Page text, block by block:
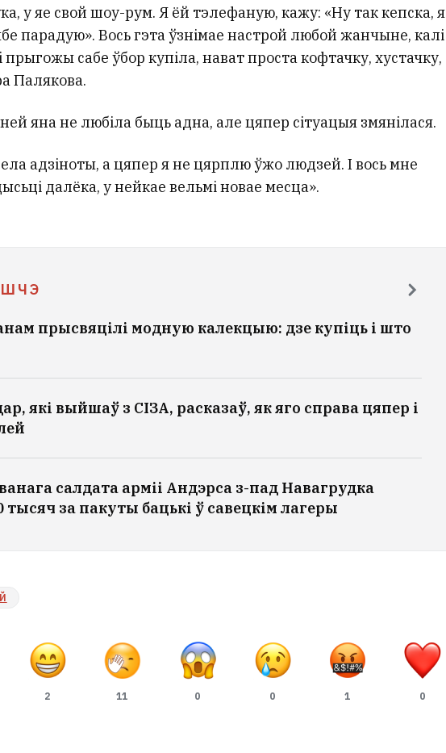
у яе свой шоу-рум. Я ёй тэлефаную, кажу: «Ну так кепска, я
парадую». Вось гэта ўзнімае настрой любой жанчыне, калі
сабе ўбор купіла, нават проста кофтачку, хустачку,
Палякова.
яна не любіла быць адна, але цяпер сітуацыя змянілася.
адзіноты, а цяпер я не цярплю ўжо людзей. І вось мне
далёка, у нейкае вельмі новае месца».
прысвяцілі модную калекцыю: дзе купіць і што
які выйшаў з СІЗА, расказаў, як яго справа цяпер і
салдата арміі Андэрса з-пад Навагрудка
тысяч за пакуты бацькі ў савецкім лагеры
2 11 0 0 1 0